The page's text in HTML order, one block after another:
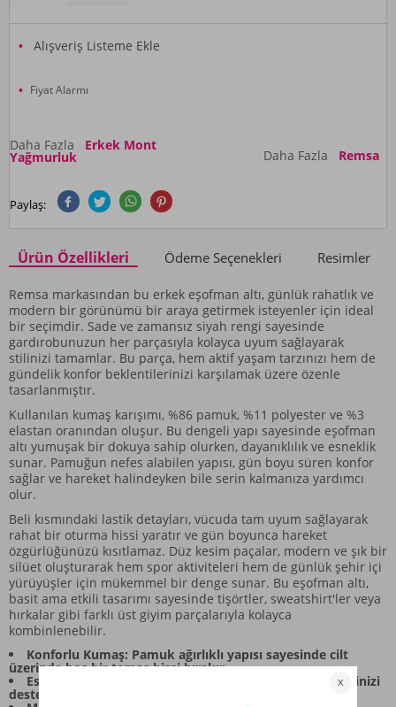
Alışveriş Listeme Ekle
Fiyat Alarmı
Daha Fazla Erkek Mont
Yağmurluk Daha Fazla Remsa
Paylaş:
Ürün Özellikleri Ödeme Seçenekleri Resimler
Remsa markasından bu erkek eşofman altı, günlük rahatlık ve
modern bir görünümü bir araya getirmek isteyenler için ideal
bir seçimdir. Sade ve zamansız siyah rengi sayesinde
gardırobunuzun her parçasıyla kolayca uyum sağlayarak
stilinizi tamamlar. Bu parça, hem aktif yaşam tarzınızı hem de
gündelik konfor beklentilerinizi karşılamak üzere özenle
tasarlanmıştır.
Kullanılan kumaş karışımı, %86 pamuk, %11 polyester ve %3
elastan oranından oluşur. Bu dengeli yapı sayesinde eşofman
altı yumuşak bir dokuya sahip olurken, dayanıklılık ve esneklik
sunar. Pamuğun nefes alabilen yapısı, gün boyu süren konfor
sağlar ve hareket halindeyken bile serin kalmanıza yardımcı
olur.
Beli kısmındaki lastik detayları, vücuda tam uyum sağlayarak
rahat bir oturma hissi yaratır ve gün boyunca hareket
özgürlüğünüzü kısıtlamaz. Düz kesim paçalar, modern ve şık bir
silüet oluşturarak hem spor aktiviteleri hem de günlük şehir içi
yürüyüşler için mükemmel bir denge sunar. Bu eşofman altı,
basit ama etkili tasarımı sayesinde tişörtler, sweatshirt'ler veya
hırkalar gibi farklı üst giyim parçalarıyla kolayca
kombinlenebilir.
Konforlu Kumaş: Pamuk ağırlıklı yapısı sayesinde cilt
üzerinde hoş bir temas hissi bırakır.
Esnek Yapı: Elastan içeriği sayesinde hareket kabiliyetinizi
destekler.